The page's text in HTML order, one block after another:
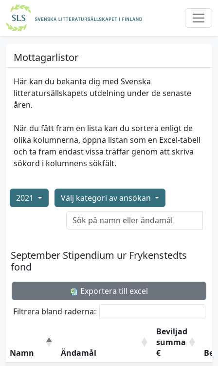
Mottagarlistor
Här kan du bekanta dig med Svenska
litteratursällskapets utdelning under de senaste
åren.
När du fått fram en lista kan du sortera enligt de
olika kolumnerna, öppna listan som en Excel-tabell
och ta fram endast vissa träffar genom att skriva
sökord i kolumnens sökfält.
2021 Välj kategori av ansökan
September Stipendium ur Frykenstedts
fond
Exportera till excel
Filtrera bland raderna:
Namn Ändamål
Beviljad
summa
€